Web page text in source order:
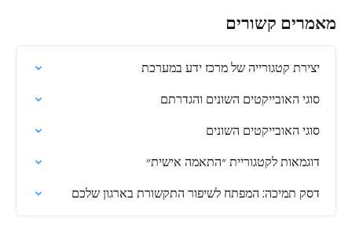
מאמרים קשורים
יצירת קטגורייה של מרכז ידע במערכת
סוגי האובייקטים השונים והגדרתם
סוגי האובייקטים השונים
דוגמאות לקטגוריית ״התאמה אישית״
דסק תמיכה: המפתח לשיפור התקשורת בארגון שלכם